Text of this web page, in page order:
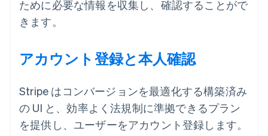
ために必要な情報を収集し、確認することがで
きます。
アカウント登録と本人確認
Stripe はコンバージョンを最適化する構築済み
の UI と、効率よく法規制に準拠できるプラン
を提供し、ユーザーをアカウント登録します。